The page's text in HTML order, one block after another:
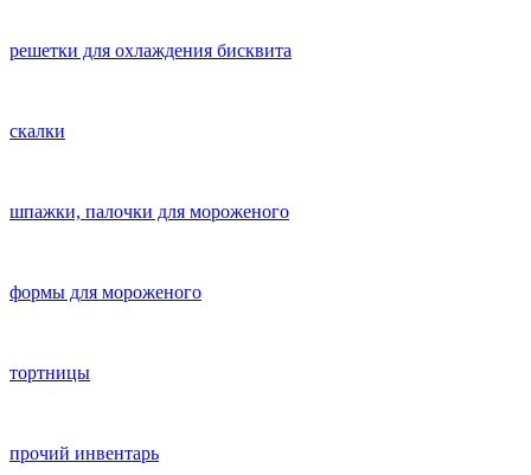
решетки для охлаждения бисквита
скалки
шпажки, палочки для мороженого
формы для мороженого
тортницы
прочий инвентарь